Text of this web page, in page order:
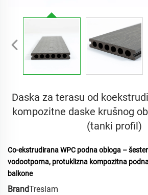
Daska za terasu od
kompozitne daske krušnog
(tanki profil)
Co-ekstrudirana WPC podna obloga –
vodootporna, protuklizna kompozitna
balkone
BrandTreslam